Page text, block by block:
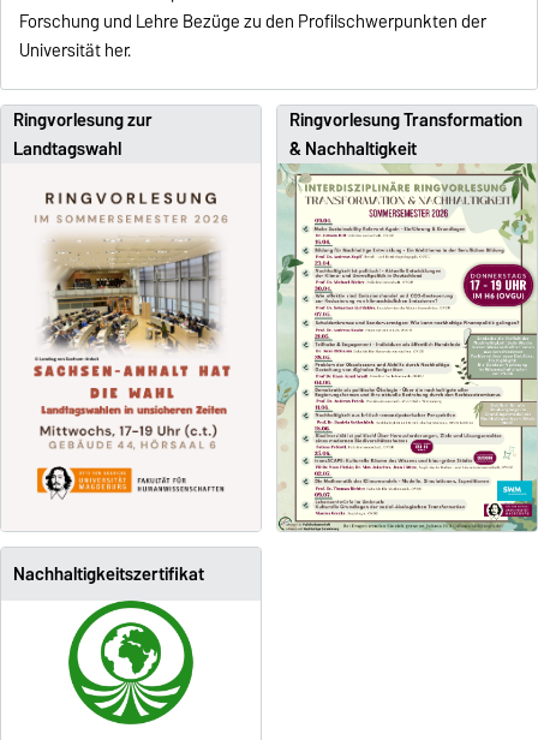
Forschung und Lehre Bezüge zu den Profilschwerpunkten der
Universität her.
Ringvorlesung zur
Landtagswahl
Ringvorlesung Transformation
& Nachhaltigkeit
Nachhaltigkeitszertifikat